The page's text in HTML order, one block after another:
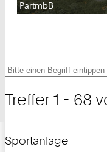
PartmbB
Suche
und
Suche
Suche
Treffer 1 - 68
Sportanlage